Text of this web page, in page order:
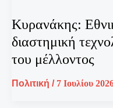
Κυρανάκης:
διαστημική
του μέλλοντος
Πολιτική / 7 Ιουλίου